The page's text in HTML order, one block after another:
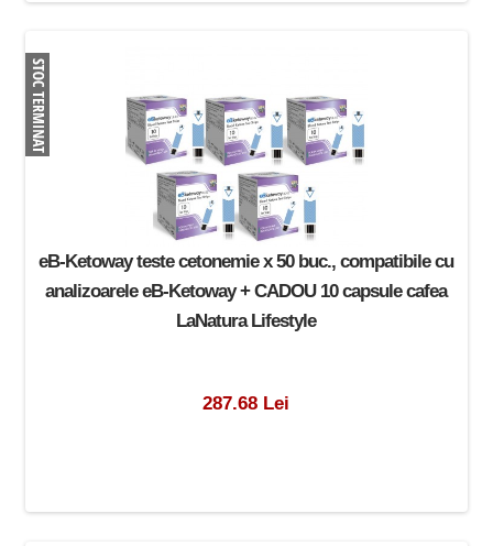
eB-Ketoway teste cetonemie x 50 buc., compatibile cu
analizoarele eB-Ketoway + CADOU 10 capsule cafea
LaNatura Lifestyle
287.68 Lei